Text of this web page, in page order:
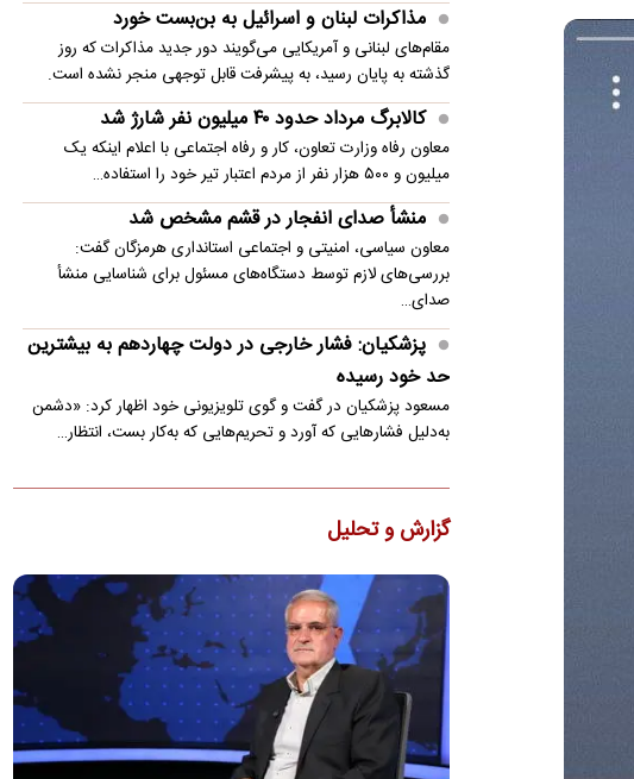
مذاکرات لبنان و اسرائیل به بن‌بست خورد
مقام‌های لبنانی و آمریکایی می‌گویند دور جدید مذاکرات که روز
گذشته به پایان رسید، به پیشرفت قابل توجهی منجر نشده است.
کالابرگ مرداد حدود ۴۰‌ میلیون نفر شارژ شد
معاون رفاه وزارت تعاون، کار و رفاه اجتماعی با اعلام اینکه یک
میلیون و ۵۰۰ هزار نفر از مردم اعتبار تیر خود را استفاده…
منشأ صدای انفجار در قشم مشخص شد
معاون سیاسی، امنیتی و اجتماعی استانداری هرمزگان گفت:
بررسی‌های لازم توسط دستگاه‌های مسئول برای شناسایی منشأ
صدای…
پزشکیان: فشار خارجی در دولت چهاردهم به بیشترین
حد خود رسیده
مسعود پزشکیان در گفت و گوی تلویزیونی خود اظهار کرد: «دشمن
به‌دلیل فشارهایی که آورد و تحریم‌هایی که به‌کار بست، انتظار…
پیت هگست
ترامپ در واکنش به اخبار مبنی بر درگیری لفظی با پیت هگست
Washington…
زلزله ۴ ریشتری بندرلنگه را لرزاند
زمین‌لرزه‌ای به بزرگی ۴ ریشتر حوالی بندر لنگه را در غرب هرمزگان
لرزاند.
واکنش محمدباقر خرازی به بیانیه دفتر رهبری
محمدباقر خرازی به بیانیه تکذیبیه دفتر رهبری واکنش نشان داد.
گزارش و تحلیل